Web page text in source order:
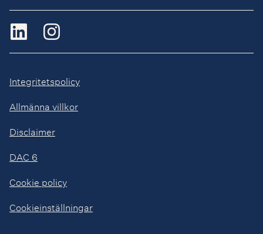
Integritetspolicy
Allmänna villkor
Disclaimer
DAC 6
Cookie policy
Cookieinställningar